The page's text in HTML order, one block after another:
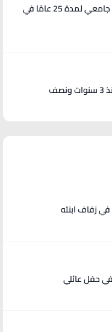
بسبب "شريحة هاتف" .. حبس مشدد لطالب جامعي لمدة 25 عامًا في
حفل عائلي